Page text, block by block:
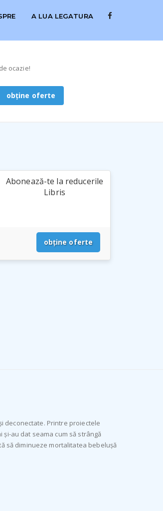
A LUA LEGATURA
ocazie!
obține oferte
Abonează-te la reducerile
Libris
obține oferte
deconectate. Printre proiectele
au dat seama cum să strângă
să diminueze mortalitatea bebelușă